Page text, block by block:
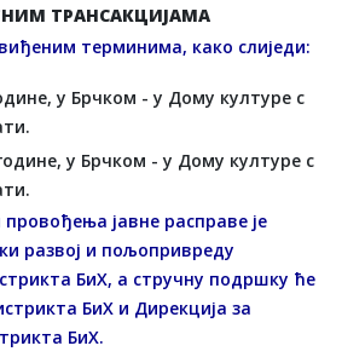
ТРАНСАКЦИЈАМА
терминима, како слиједи:
у Брчком - у Дому културе с
у Брчком - у Дому културе с
јавне расправе је
развој и пољопривреду
БиХ, а стручну подршку ће
БиХ и Дирекција за
БиХ.